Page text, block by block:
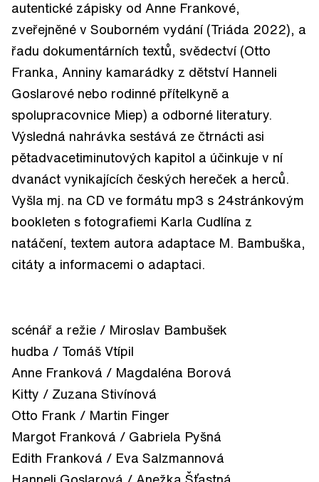
autentické zápisky od Anne Frankové,
zveřejněné v Souborném vydání (Triáda 2022), a
řadu dokumentárních textů, svědectví (Otto
Franka, Anniny kamarádky z dětství Hanneli
Goslarové nebo rodinné přítelkyně a
spolupracovnice Miep) a odborné literatury.
Výsledná nahrávka sestává ze čtrnácti asi
pětadvacetiminutových kapitol a účinkuje v ní
dvanáct vynikajících českých hereček a herců.
Vyšla mj. na CD ve formátu mp3 s 24stránkovým
bookleten s fotografiemi Karla Cudlína z
natáčení, textem autora adaptace M. Bambuška,
citáty a informacemi o adaptaci.
scénář a režie / Miroslav Bambušek
hudba / Tomáš Vtípil
Anne Franková / Magdaléna Borová
Kitty / Zuzana Stivínová
Otto Frank / Martin Finger
Margot Franková / Gabriela Pyšná
Edith Franková / Eva Salzmannová
Hanneli Goslarová / Anežka Šťastná